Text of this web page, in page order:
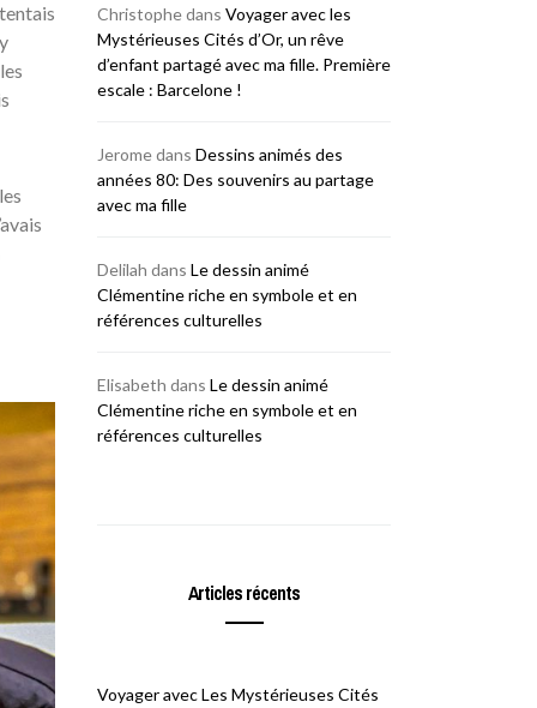
Christophedans Voyager avec les
Mystérieuses Cités d’Or, un rêve
d’enfant partagé avec ma fille. Première
escale : Barcelone !
Jeromedans Dessins animés des
années 80: Des souvenirs au partage
avec ma fille
Delilah dans Le dessin animé
Clémentine riche en symbole et en
références culturelles
Elisabeth dans Le dessin animé
Clémentine riche en symbole et en
références culturelles
Articles récents
Voyager avec Les Mystérieuses Cités